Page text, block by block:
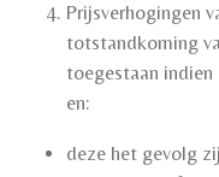
Prijsverhogingen
totstandkoming
toegestaan
en:
deze het gevolg